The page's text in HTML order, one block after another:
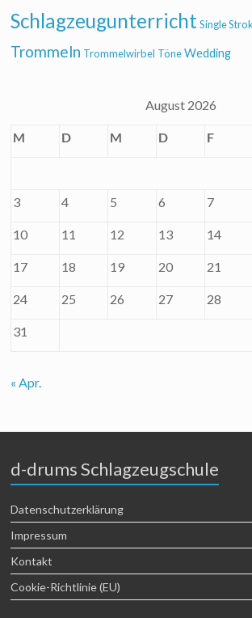
Schlagzeugunterricht Single
Trommeln Trommelwirbel Töne Wedding
August 2026
M D M D F
3 4 5 6 7
10 11 12 13 14
17 18 19 20 21
24 25 26 27 28
31
« Apr.
d-drums Schlagzeugschule
Datenschutzerklärung
Impressum
Kontakt
Cookie-Richtlinie (EU)